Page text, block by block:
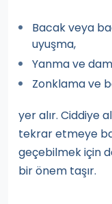
Bacak veya
uyuşma,
Yanma ve
Zonklama ve
yer alır. Ciddiye
tekrar etmeye
geçebilmek için
bir önem taşır.